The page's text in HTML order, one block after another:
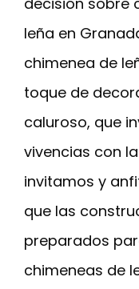
leña en
chimenea de
toque de
caluroso, que
vivencias con
invitamos y
que las
preparados
chimeneas de